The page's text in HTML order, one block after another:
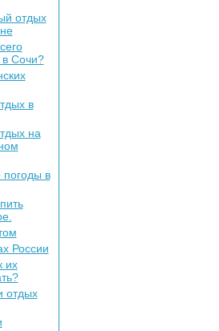
отдых
в Сочи?
в
на
в
России
их
отдых